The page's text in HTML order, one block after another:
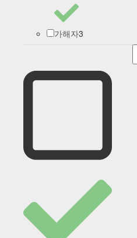
가해자3